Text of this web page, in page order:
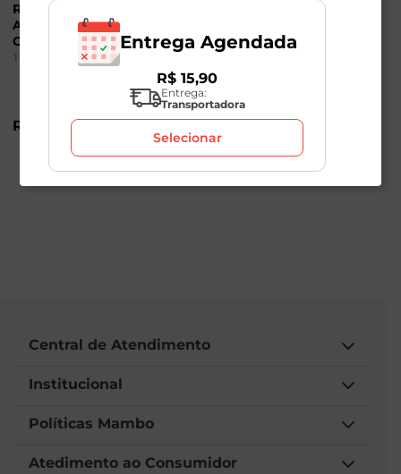
Refresco em Pó
Abacaxi Sem Açúcar
Clight 8g
1
R$
Clight 8g
R$ 1,89
Central de Atendimento
Institucional
Políticas Mambo
Atedimento ao Consumidor
Entrega Agendada
R$ 15,90
Entrega:
Transportadora
Selecionar